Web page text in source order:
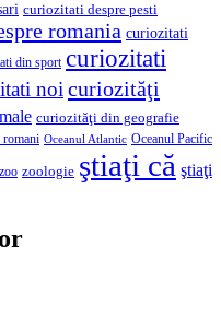
curiozitati despre pesti
romania curiozitati
din sport curiozitati
noi curiozităţi
curiozităţi din geografie
romani Oceanul Atlantic Oceanul Pacific
zoo zoologie ştiaţi că ştiaţi